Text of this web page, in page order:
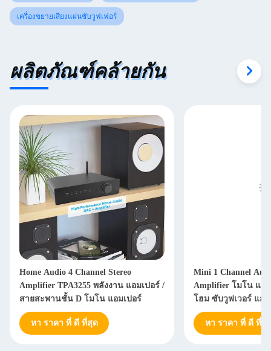
เครื่องขยายเสียงแผ่นซับวูฟเฟอร์
ผลิตภัณฑ์คล้ายกัน
Home Audio 4 Channel Stereo
Amplifier TPA3255 พลังงาน แอมเปอร์ /
สายสะพานชั้น D โมโน แอมเปอร์
หา ราคา ที่ ดี ที่สุด
Mini 1 Channel
Amplifier โมโน แอม
โฮม ซับวูฟเวอร์ แอม
หา ราคา ที่ ดี ที่สุ